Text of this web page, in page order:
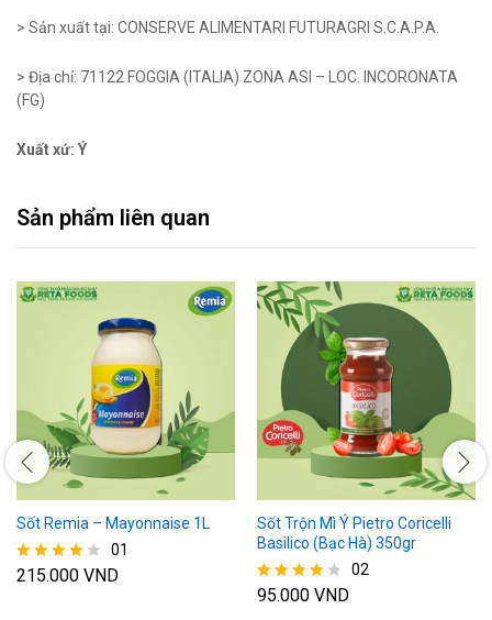
> Sản xuất tại: CONSERVE ALIMENTARI FUTURAGRI S.C.A.P.A.
> Địa chỉ: 71122 FOGGIA (ITALIA) ZONA ASI – LOC. INCORONATA
(FG)
Xuất xứ: Ý
Sản phẩm liên quan
Sốt Remia – Mayonnaise 1L
Được xếp
01
215.000 VND
Sốt Trộn Mì Ý Pietro Coricelli
Basilico (Bạc Hà) 350gr
Được xếp
02
95.000 VND